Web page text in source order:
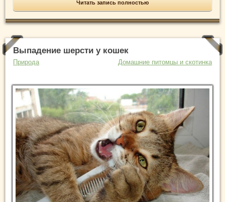
Читать запись полностью
Выпадение шерсти у кошек
Природа Домашние питомцы и скотинка